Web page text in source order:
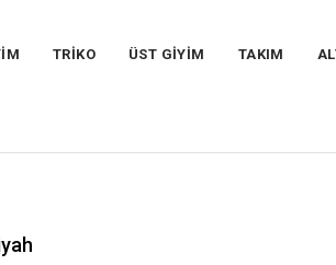
TRİKO ÜST GİYİM TAKIM